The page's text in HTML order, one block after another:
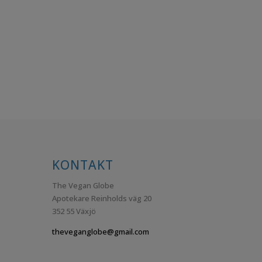
KONTAKT
The Vegan Globe
Apotekare Reinholds väg 20
352 55 Växjö
theveganglobe@gmail.com